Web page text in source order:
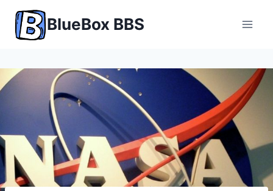
content
BlueBox BBS